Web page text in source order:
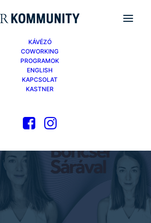
KÁVÉZÓ
COWORKING
PROGRAMOK
ENGLISH
KAPCSOLAT
KASTNER